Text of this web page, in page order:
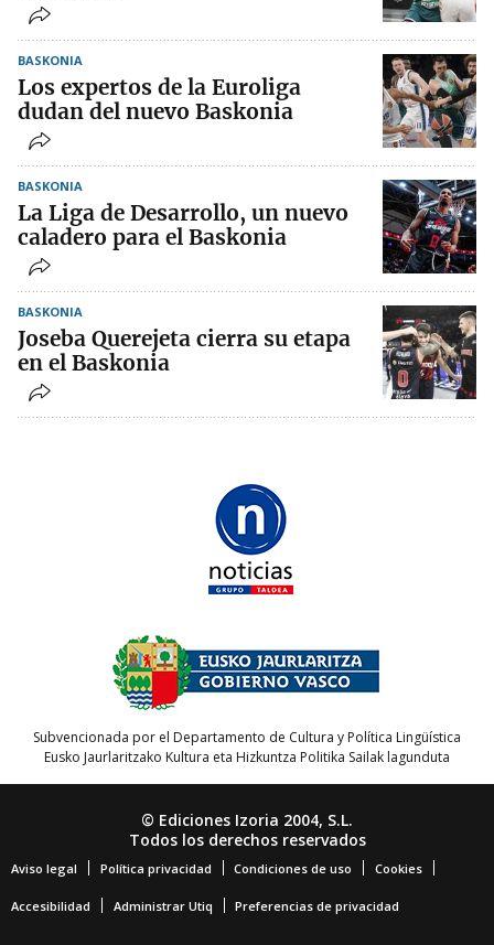
BASKONIA
Los expertos de la Euroliga
dudan del nuevo Baskonia
BASKONIA
La Liga de Desarrollo, un nuevo
caladero para el Baskonia
BASKONIA
Joseba Querejeta cierra su etapa
en el Baskonia
Subvencionada por el Departamento de Cultura y Política Lingüística
Eusko Jaurlaritzako Kultura eta Hizkuntza Politika Sailak lagunduta
© Ediciones Izoria 2004, S.L.
Todos los derechos reservados
Aviso legal Política privacidad Condiciones de uso Cookies
Accesibilidad Administrar Utiq Preferencias de privacidad